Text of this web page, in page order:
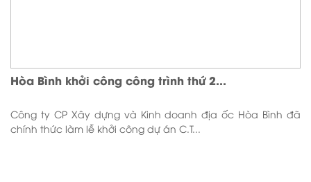
Hòa Bình khởi công công trình thứ 2...
Công ty CP Xây dựng và Kinh doanh địa ốc Hòa Bình đã
chính thức làm lễ khởi công dự án C.T...